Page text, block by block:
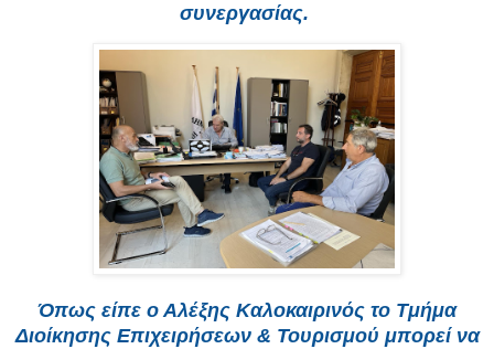
συνεργασίας.
Όπως είπε ο Αλέξης Καλοκαιρινός το Τμήμα
Διοίκησης Επιχειρήσεων & Τουρισμού μπορεί να